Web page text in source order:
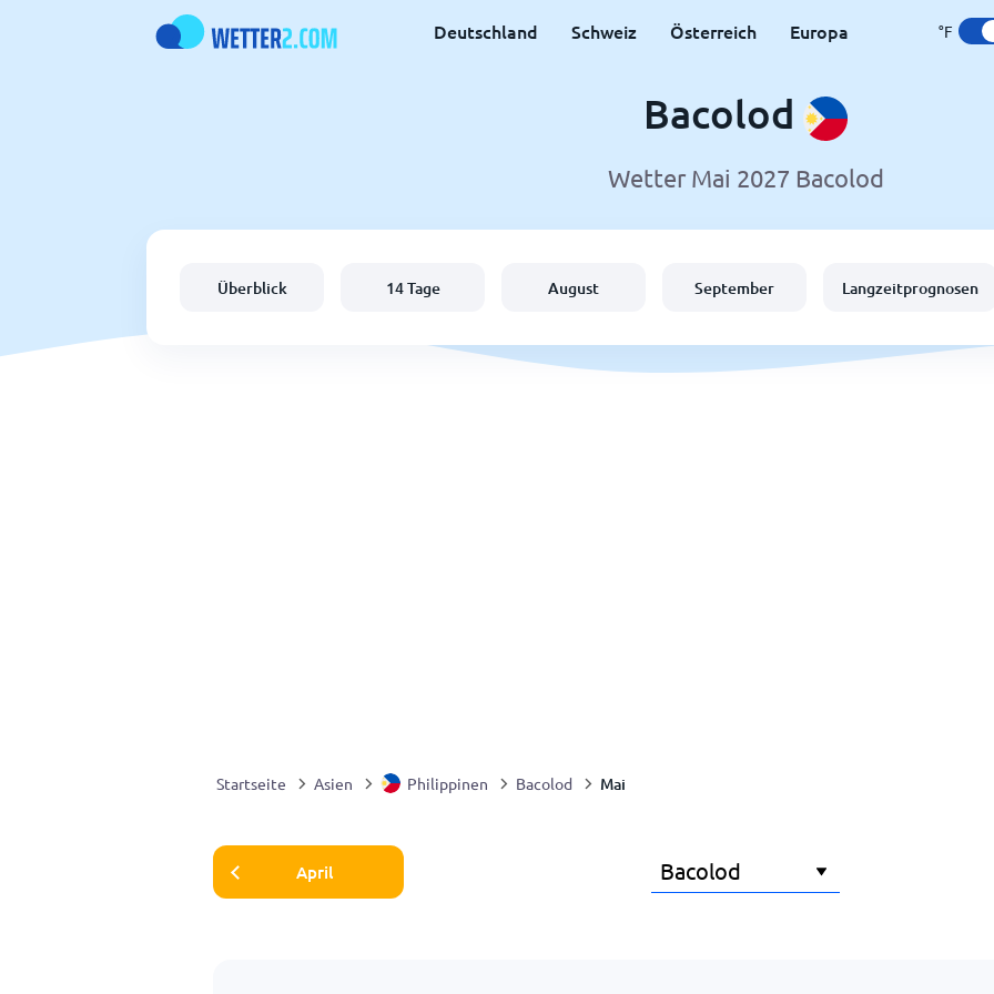
Deutschland Schweiz Österreich Europa °F
Bacolod
Wetter Mai 2027 Bacolod
Überblick 14 Tage August September Langzeitprognosen
Startseite Asien Philippinen Bacolod Mai
April